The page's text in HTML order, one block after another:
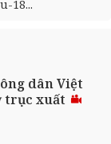
18...
dân Việt
trục xuất